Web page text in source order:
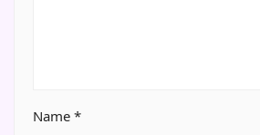
Name *